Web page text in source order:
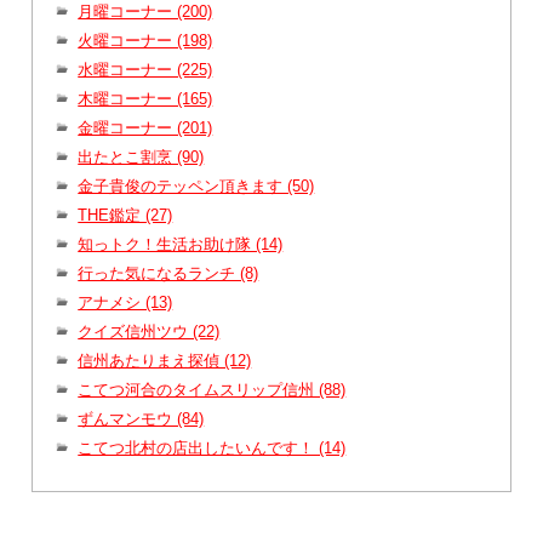
月曜コーナー (200)
火曜コーナー (198)
水曜コーナー (225)
木曜コーナー (165)
金曜コーナー (201)
出たとこ割烹 (90)
金子貴俊のテッペン頂きます (50)
THE鑑定 (27)
知っトク！生活お助け隊 (14)
行った気になるランチ (8)
アナメシ (13)
クイズ信州ツウ (22)
信州あたりまえ探偵 (12)
こてつ河合のタイムスリップ信州 (88)
ずんマンモウ (84)
こてつ北村の店出したいんです！ (14)